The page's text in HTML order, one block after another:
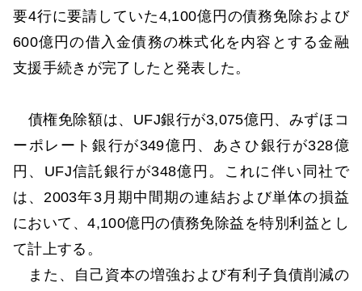
要4行に要請していた4,100億円の債務免除および
600億円の借入金債務の株式化を内容とする金融
支援手続きが完了したと発表した。
債権免除額は、UFJ銀行が3,075億円、みずほコ
ーポレート銀行が349億円、あさひ銀行が328億
円、UFJ信託銀行が348億円。これに伴い同社で
は、2003年3月期中間期の連結および単体の損益
において、4,100億円の債務免除益を特別利益とし
て計上する。
また、自己資本の増強および有利子負債削減の